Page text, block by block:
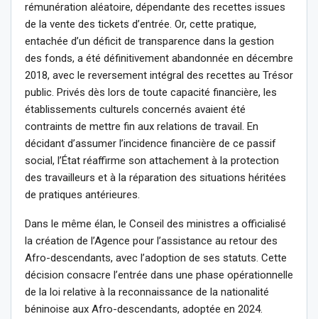
rémunération aléatoire, dépendante des recettes issues
de la vente des tickets d’entrée. Or, cette pratique,
entachée d’un déficit de transparence dans la gestion
des fonds, a été définitivement abandonnée en décembre
2018, avec le reversement intégral des recettes au Trésor
public. Privés dès lors de toute capacité financière, les
établissements culturels concernés avaient été
contraints de mettre fin aux relations de travail. En
décidant d’assumer l’incidence financière de ce passif
social, l’État réaffirme son attachement à la protection
des travailleurs et à la réparation des situations héritées
de pratiques antérieures.
Dans le même élan, le Conseil des ministres a officialisé
la création de l’Agence pour l’assistance au retour des
Afro-descendants, avec l’adoption de ses statuts. Cette
décision consacre l’entrée dans une phase opérationnelle
de la loi relative à la reconnaissance de la nationalité
béninoise aux Afro-descendants, adoptée en 2024.